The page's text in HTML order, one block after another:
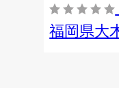
福岡県大